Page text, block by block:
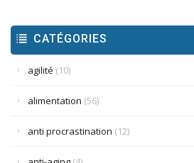
CATÉGORIES
agilité (10)
alimentation (56)
anti procrastination (12)